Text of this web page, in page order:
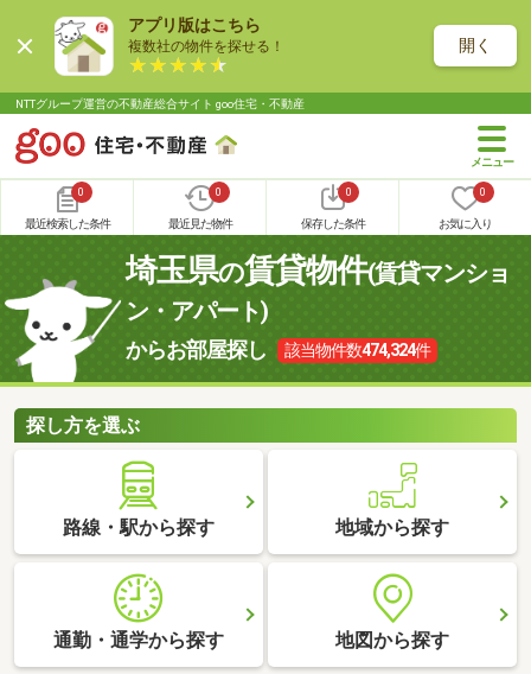
アプリ版はこちら
複数社の物件を探せる！ 開く
NTTグループ運営の不動産総合サイト goo住宅・不動産
0
最近検索した条件
0
最近見た物件
0
保存した条件
0
お気に入り
埼玉県の賃貸物件(賃貸マンショ
ン・アパート)
からお部屋探し 該当物件数474,324件
探し方を選ぶ
路線・駅から探す 地域から探す
通勤・通学から探す 地図から探す